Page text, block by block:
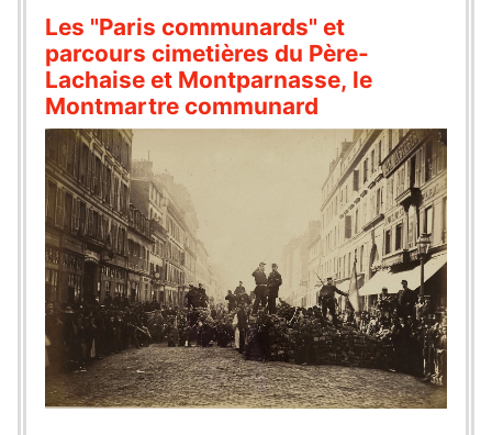
Les "Paris communards" et
parcours cimetières du Père-
Lachaise et Montparnasse, le
Montmartre communard